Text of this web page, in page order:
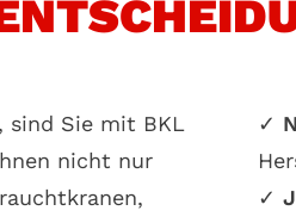
sind Sie mit BKL
nicht nur
✓
✓